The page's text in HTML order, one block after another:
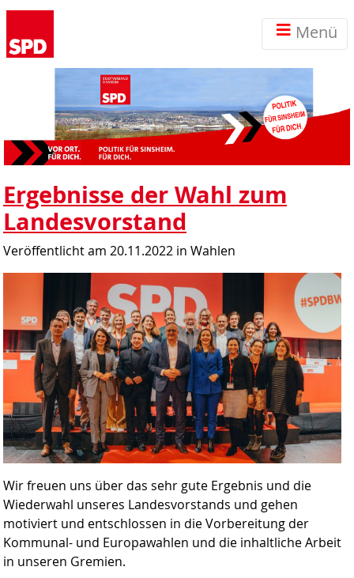
Menü
Ergebnisse der Wahl zum
Landesvorstand
Veröffentlicht am 20.11.2022 in Wahlen
Wir freuen uns über das sehr gute Ergebnis und die
Wiederwahl unseres Landesvorstands und gehen
motiviert und entschlossen in die Vorbereitung der
Kommunal- und Europawahlen und die inhaltliche Arbeit
in unseren Gremien.